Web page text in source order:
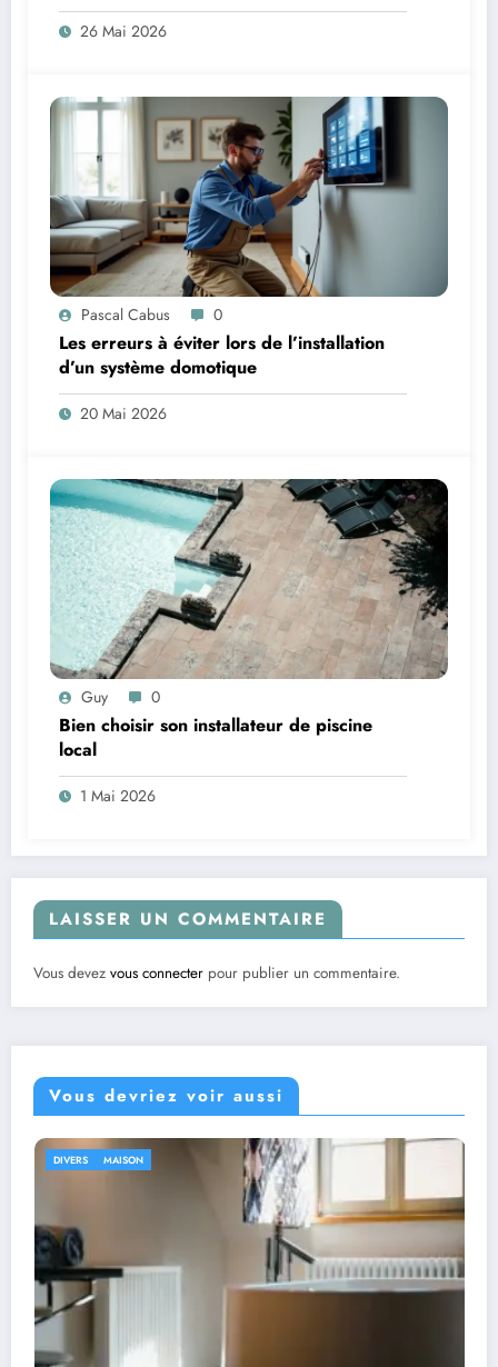
26 Mai 2026
Pascal Cabus 0
Les erreurs à éviter lors de l’installation
d’un système domotique
20 Mai 2026
Guy 0
Bien choisir son installateur de piscine
local
1 Mai 2026
LAISSER UN COMMENTAIRE
Vous devez vous connecter pour publier un commentaire.
Vous devriez voir aussi